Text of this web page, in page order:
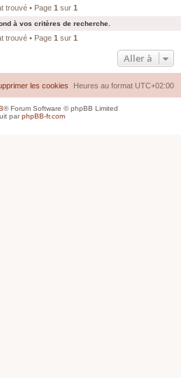
trouvé • Page 1 sur 1
à vos critères de recherche.
trouvé • Page 1 sur 1
Aller à
Heures au format UTC+02:00
les cookies
® Forum Software © phpBB Limited
parphpBB-fr.com